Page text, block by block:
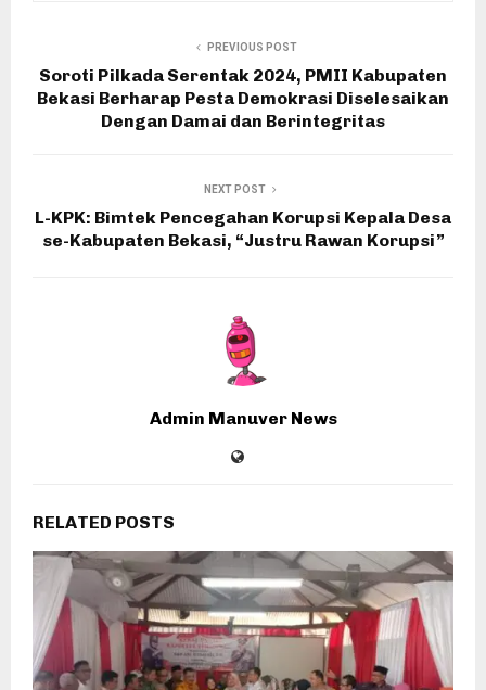
PREVIOUS POST
Soroti Pilkada Serentak 2024, PMII Kabupaten
Bekasi Berharap Pesta Demokrasi Diselesaikan
Dengan Damai dan Berintegritas
NEXT POST
L-KPK: Bimtek Pencegahan Korupsi Kepala Desa
se-Kabupaten Bekasi, “Justru Rawan Korupsi”
Admin Manuver News
RELATED POSTS